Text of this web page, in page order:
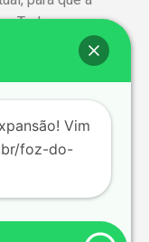
Toda
primeiro
Vim
foz-do-